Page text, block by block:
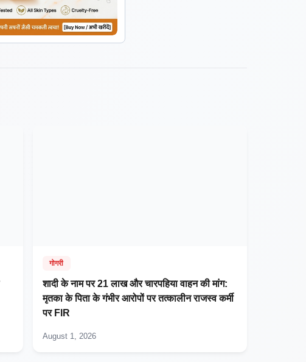
गोगरी
शादी के नाम पर 21 लाख और चारपहिया वाहन की मांग:
मृतका के पिता के गंभीर आरोपों पर तत्कालीन राजस्व कर्मी
पर FIR
August 1, 2026